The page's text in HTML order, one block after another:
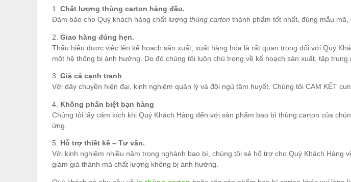
1. Chất lượng thùng carton hàng đầu.
Đảm bảo cho Quý khách hàng chất lượng thùng carton thành phẩm tốt nhất, đúng mẫu mã,
2. Giao hàng đúng hẹn.
Thấu hiểu được việc lên kế hoạch sản xuất, xuất hàng hóa là rất quan trọng đối với Quý
một hệ thống bị ảnh hưởng. Do đó chúng tôi luôn chú trọng về kế hoạch sản xuất, tập
3. Giá cả cạnh tranh
Với dây chuyền hiện đại, kinh nghiệm quản lý và đội ngủ tâm huyết. Chúng tôi CAM KẾT
4. Không phân biệt bạn hàng
Chúng tôi lấy cám kích khi Quý Khách Hàng đến với sản phẩm bao bì thùng carton của
ứng.
5. Hỗ trợ thiết kế – Tư vấn.
Với kinh nghiệm nhiều năm trong nghành bao bì, chúng tôi sẻ hổ trợ cho Quý Khách
giảm giá thành mà chất lượng không bị ảnh hưởng.